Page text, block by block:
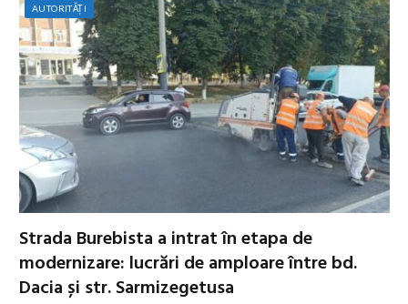
AUTORITĂȚI
Strada Burebista a intrat în etapa de
modernizare: lucrări de amploare între bd.
Dacia și str. Sarmizegetusa